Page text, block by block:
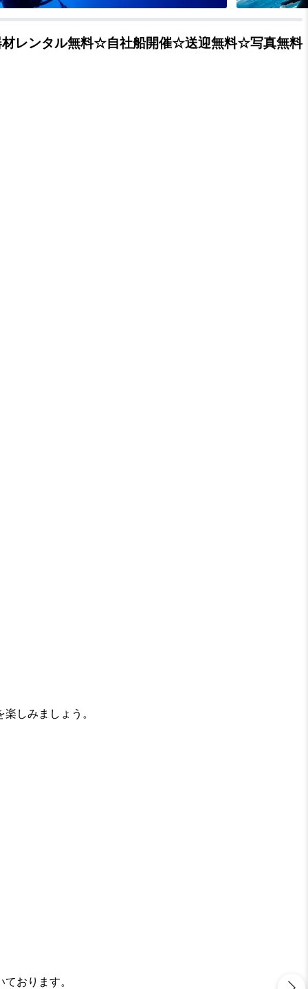
材レンタル無料☆自社船開催☆送迎無料☆写真無料
しみましょう。
おります。